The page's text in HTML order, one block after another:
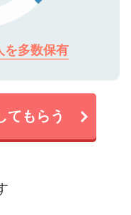
を多数保有
てもらう